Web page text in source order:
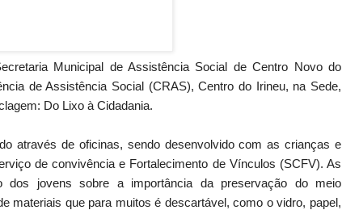
Municipal de Assistência Social de Centro Novo do
de Assistência Social (CRAS), Centro do Irineu, na Sede,
Do Lixo à Cidadania.
através de oficinas, sendo desenvolvido com as crianças e
de convivência e Fortalecimento de Vínculos (SCFV). As
dos jovens sobre a importância da preservação do meio
materiais que para muitos é descartável, como o vidro, papel,